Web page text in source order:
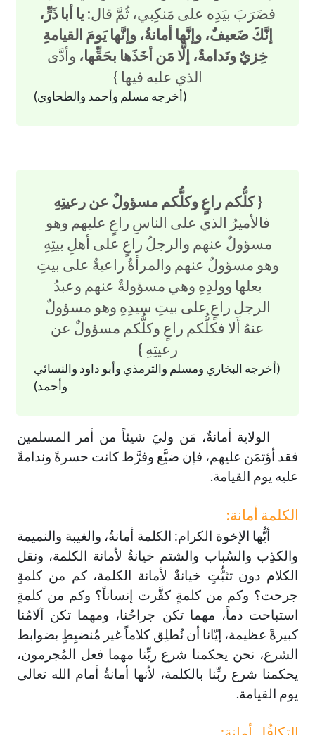
فضَرَبَ بيَدِه على مَنكِبي، ثُمَّ قال: يا أبا ذَرٍّ،
إنَّكَ ضَعيفٌ، وإنَّها أمانةُ، وإنَّها يَومَ القيامةِ
خِزيٌ ونَدامةٌ، إلَّا مَن أخَذَها بحَقِّها، وأدَّى
الذي عليه فيها }
(أخرجه مسلم وأحمد والطحاوي)
{كلُّكم راعٍ وكلُّكم مسؤولٌ عن رعيتِهِ
فالأميرُ الذي على الناسِ راعٍ عليهم وهو
مسؤولٌ عنهم والرجلُ راعٍ على أهلِ بيتِهِ
وهو مسؤولٌ عنهم والمرأةُ راعيةٌ على بيتِ
بعلها وولدِهِ وهي مسؤولةٌ عنهم وعبدُ
الرجلِ راعٍ على بيتِ سيدِهِ وهو مسؤولٌ
عنهُ ألا فكلُّكم راعٍ وكلُّكم مسؤولٌ عن
رعيتِهِ }
(أخرجه البخاري ومسلم والترمذي وأبو داود والنسائي
وأحمد)
الولاية أمانةٌ، مَن وليَ شيئاً من أمر المسلمين
فقد أؤتمَن عليهم، فإن ضيَّع وفرَّط كانت حسرةً وندامةً
عليه يوم القيامة.
الكلمة أمانة:
أيُّها الإخوة الكرام: الكلمة أمانةٌ، والغيبة والنميمة
والكذِب والسُباب والشتم خيانةٌ لأمانة الكلمة، ونقل
الكلام دون تثبُّتٍ خيانةٌ لأمانة الكلمة، كم من كلمةٍ
جرحت؟ وكم من كلمةٍ كفَّرت إنساناً؟ وكم من كلمةٍ
استباحت دماً، مهما تكن جراحُنا، ومهما تكن آلامُنا
كبيرةً عظيمة، إيّانا أن نُطلِق كلاماً غير مُنضبِطٍ بضوابط
الشرع، نحن يحكمنا شرع ربِّنا مهما فعل المُجرمون،
يحكمنا شرع ربِّنا بالكلمة، لأنها أمانةٌ أمام الله تعالى
يوم القيامة.